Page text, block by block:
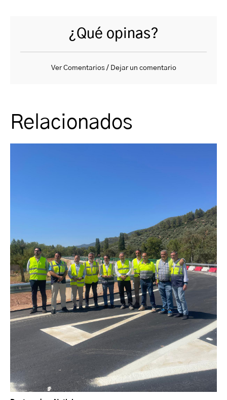
¿Qué opinas?
Ver Comentarios / Dejar un comentario
Relacionados